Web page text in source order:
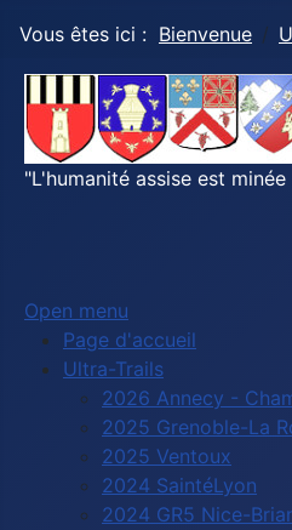
Vous êtes ici : Bienvenue
"L'humanité assise est
Open menu
Page d'accueil
Ultra-Trails
2026 Annecy -
2025 Grenoble-La
2025 Ventoux
2024 SaintéLyon
2024 GR5 Nice-